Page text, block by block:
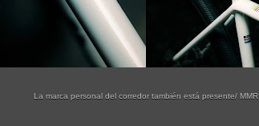
La marca personal del corredor también está presente/ MMR